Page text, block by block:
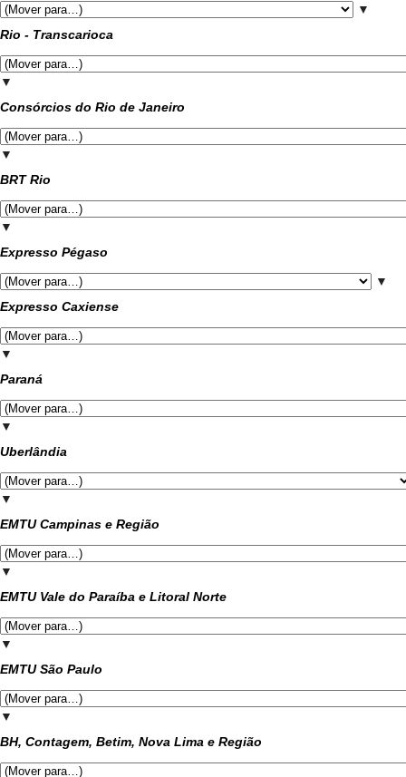
▼
Rio - Transcarioca
▼
Consórcios do Rio de Janeiro
▼
BRT Rio
▼
Expresso Pégaso
▼
Expresso Caxiense
▼
Paraná
▼
Uberlândia
▼
EMTU Campinas e Região
▼
EMTU Vale do Paraíba e Litoral Norte
▼
EMTU São Paulo
▼
BH, Contagem, Betim, Nova Lima e Região